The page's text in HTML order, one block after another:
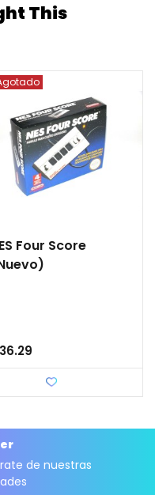
This
Four Score
de nuestras